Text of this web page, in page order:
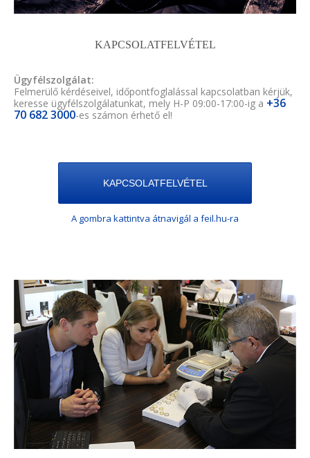
KAPCSOLATFELVÉTEL
Ügyfélszolgálat:
Felmerülő kérdéseivel, időpontfoglalással kapcsolatban kérjük,
keresse ügyfélszolgálatunkat, mely H-P 09:00-17:00-ig a +36
70 682 3000-es számon érhető el!
KAPCSOLATFELVÉTEL
A gombra kattintva átnavigál a feil.hu-ra